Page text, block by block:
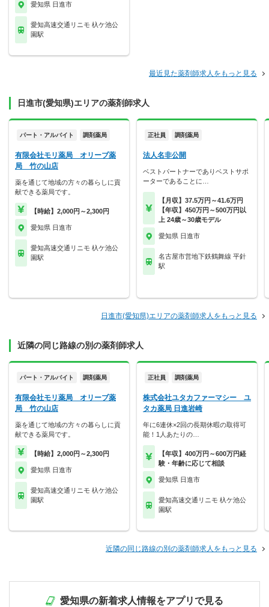
愛知県 日進市
愛知高速交通リニモ 杁ケ池公
園駅
最近見た薬剤師求人をもっと見る
日進市(愛知県)エリアの薬剤師求人
パート・アルバイト 調剤薬局
有限会社モリ薬局 オリーブ薬
局 竹の山店
薬を通じて地域の方々の暮らしに貢
献できる薬局です。
【時給】2,000円～2,300円
愛知県 日進市
愛知高速交通リニモ 杁ケ池公
園駅
正社員 調剤薬局
法人名非公開
ベストパートナーでありベストサポ
ーターであることに…
【月収】37.5万円～41.6万円
【年収】450万円～500万円以
上 24歳～30歳モデル
愛知県 日進市
名古屋市営地下鉄鶴舞線 平針
駅
日進市(愛知県)エリアの薬剤師求人をもっと見る
近隣の同じ路線の別の薬剤師求人
パート・アルバイト 調剤薬局
有限会社モリ薬局 オリーブ薬
局 竹の山店
薬を通じて地域の方々の暮らしに貢
献できる薬局です。
【時給】2,000円～2,300円
愛知県 日進市
愛知高速交通リニモ 杁ケ池公
園駅
正社員 調剤薬局
株式会社ユタカファーマシー ユ
タカ薬局 日進岩崎
年に6連休×2回の長期休暇の取得可
能！1人あたりの…
【年収】400万円～600万円経
験・年齢に応じて相談
愛知県 日進市
愛知高速交通リニモ 杁ケ池公
園駅
近隣の同じ路線の別の薬剤師求人をもっと見る
愛知県の新着求人情報をアプリで見る